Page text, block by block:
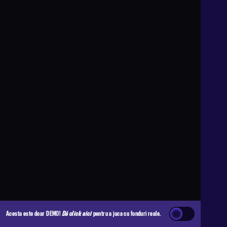
Acesta este doar DEMO!Dă click aicipentru a juca cu fonduri reale.